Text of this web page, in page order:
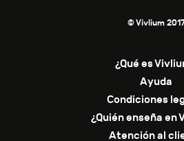
© Vivlium
¿Qué es
Ayuda
Condiciones
¿Quién enseña en
Atención al